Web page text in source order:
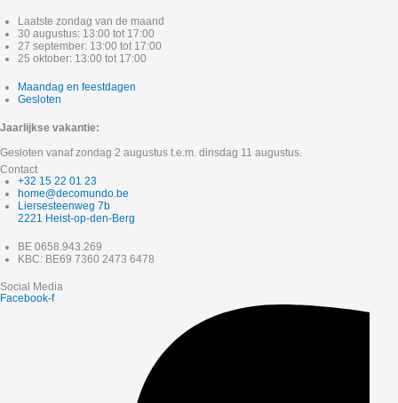
Laatste zondag van de maand
30 augustus: 13:00 tot 17:00
27 september: 13:00 tot 17:00
25 oktober: 13:00 tot 17:00
Maandag en feestdagen
Gesloten
Jaarlijkse vakantie:
Gesloten vanaf zondag 2 augustus t.e.m. dinsdag 11 augustus.
Contact
+32 15 22 01 23
home@decomundo.be
Liersesteenweg 7b
2221 Heist-op-den-Berg
BE 0658.943.269
KBC: BE69 7360 2473 6478
Social Media
Facebook-f